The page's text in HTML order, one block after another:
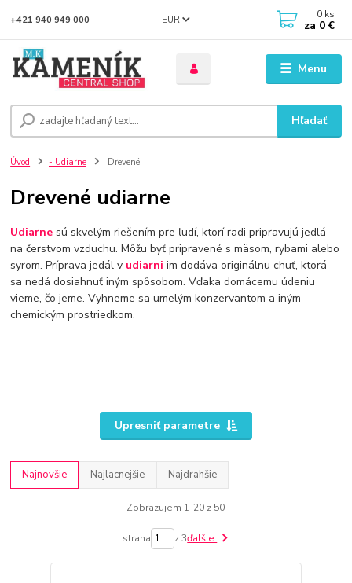
Menu
EUR
Hľadať
+421 940 949 000 0 ks
za 0 €
Úvod - Udiarne Drevené
Drevené udiarne
Udiarne sú skvelým riešením pre ľudí, ktorí radi pripravujú jedlá
na čerstvom vzduchu. Môžu byť pripravené s mäsom, rybami alebo
syrom. Príprava jedál v udiarni im dodáva originálnu chuť, ktorá
sa nedá dosiahnuť iným spôsobom. Vďaka domácemu údeniu
vieme, čo jeme. Vyhneme sa umelým konzervantom a iným
chemickým prostriedkom.
Upresniť parametre
Najnovšie Najlacnejšie Najdrahšie
Zobrazujem 1-20 z 50
strana z 3ďalšie